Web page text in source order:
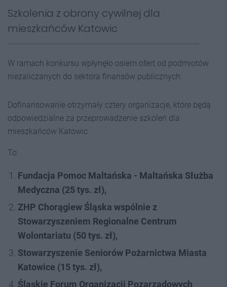
Szkolenia z obrony cywilnej dla
mieszkańców Katowic
W ramach konkursu wpłynęło osiem ofert od podmiotów
niezaliczanych do sektora finansów publicznych.
Dofinansowanie otrzymały cztery organizacje, które będą
odpowiedzialne za przeprowadzenie szkoleń dla
mieszkańców Katowic.
To:
Fundacja Pomoc Maltańska - Maltańska Służba
Medyczna (25 tys. zł),
ZHP Chorągiew Śląska wspólnie z
Stowarzyszeniem Regionalne Centrum
Wolontariatu (50 tys. zł),
Stowarzyszenie Seniorów Pożarnictwa Miasta
Katowice (15 tys. zł),
Śląskie Forum Organizacji Pozarządowych